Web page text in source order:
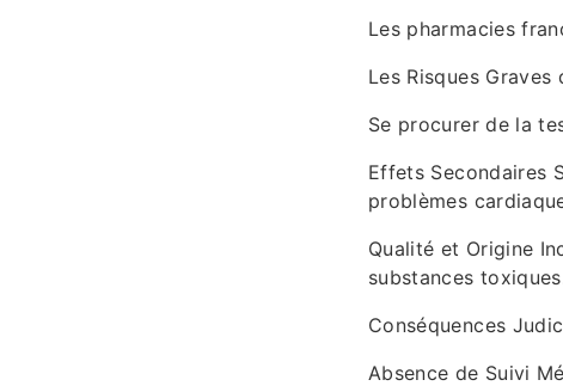
Les pharmacies
Les Risques Graves
Se procurer de la
Effets Secondaires
problèmes
Qualité et Origine
substances
Conséquences
Absence de Suivi